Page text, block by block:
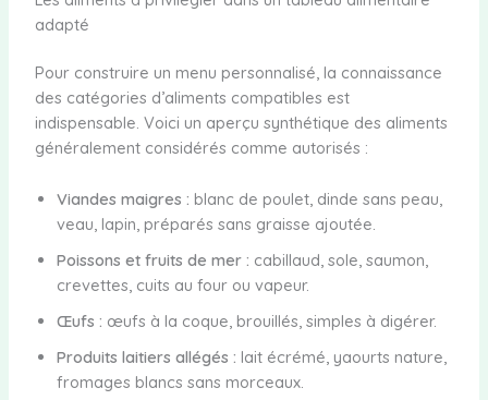
adapté
Pour construire un menu personnalisé, la connaissance
des catégories d’aliments compatibles est
indispensable. Voici un aperçu synthétique des aliments
généralement considérés comme autorisés :
Viandes maigres : blanc de poulet, dinde sans peau,
veau, lapin, préparés sans graisse ajoutée.
Poissons et fruits de mer : cabillaud, sole, saumon,
crevettes, cuits au four ou vapeur.
Œufs : œufs à la coque, brouillés, simples à digérer.
Produits laitiers allégés : lait écrémé, yaourts nature,
fromages blancs sans morceaux.